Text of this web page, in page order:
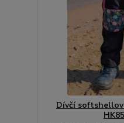
Dívčí